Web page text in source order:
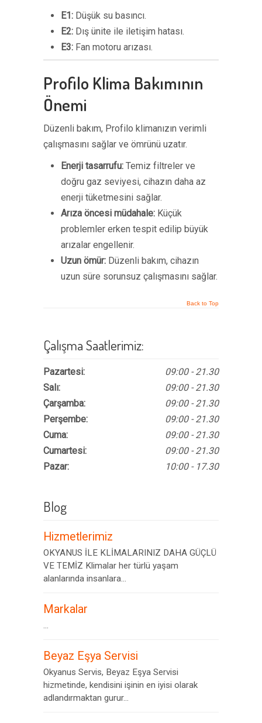
E1: Düşük su basıncı.
E2: Dış ünite ile iletişim hatası.
E3: Fan motoru arızası.
Profilo Klima Bakımının
Önemi
Düzenli bakım, Profilo klimanızın verimli
çalışmasını sağlar ve ömrünü uzatır.
Enerji tasarrufu: Temiz filtreler ve
doğru gaz seviyesi, cihazın daha az
enerji tüketmesini sağlar.
Arıza öncesi müdahale: Küçük
problemler erken tespit edilip büyük
arızalar engellenir.
Uzun ömür: Düzenli bakım, cihazın
uzun süre sorunsuz çalışmasını sağlar.
Back to Top
Çalışma Saatlerimiz:
Pazartesi:
Salı:
Çarşamba:
Perşembe:
Cuma:
Cumartesi:
Pazar:
09:00 - 21.30
09:00 - 21.30
09:00 - 21.30
09:00 - 21.30
09:00 - 21.30
09:00 - 21.30
10:00 - 17.30
Blog
Hizmetlerimiz
OKYANUS İLE KLİMALARINIZ DAHA GÜÇLÜ
VE TEMİZ Klimalar her türlü yaşam
alanlarında insanlara...
Markalar
...
Beyaz Eşya Servisi
Okyanus Servis, Beyaz Eşya Servisi
hizmetinde, kendisini işinin en iyisi olarak
adlandırmaktan gurur...